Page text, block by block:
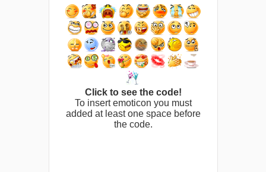
Click to see the code!
To insert emoticon you must
added at least one space before
the code.